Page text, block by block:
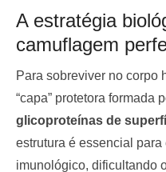
A estratégia
camuflagem
Para sobreviver no corpo
“capa” protetora formada
glicoproteínas de
estrutura é essencial
imunológico, dificultando